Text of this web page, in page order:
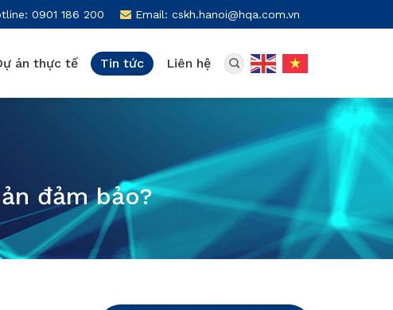
0901 186 200 Email: cskh.hanoi@hqa.com.vn
án thực tế Tin tức Liên hệ
đảm bảo?